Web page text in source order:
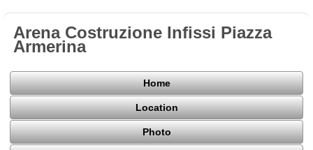
Arena Costruzione Infissi Piazza
Armerina
Home
Location
Photo